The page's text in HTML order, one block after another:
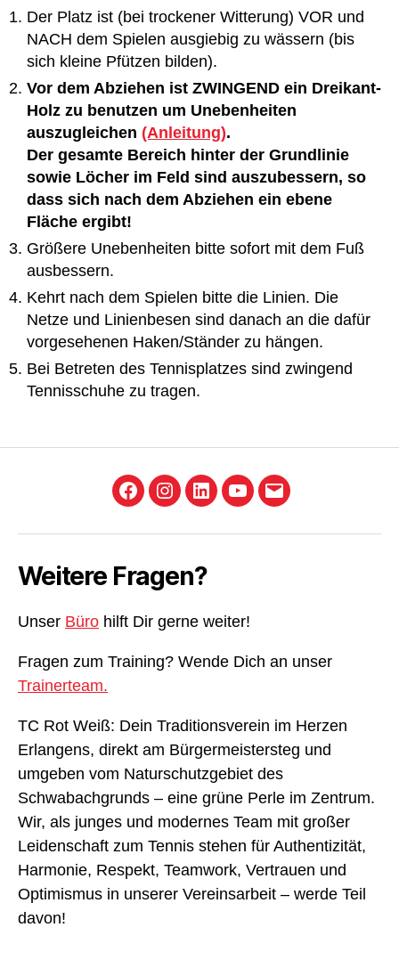
Der Platz ist (bei trockener Witterung) VOR und
NACH dem Spielen ausgiebig zu wässern (bis
sich kleine Pfützen bilden).
Vor dem Abziehen ist ZWINGEND ein Dreikant-
Holz zu benutzen um Unebenheiten
auszugleichen (Anleitung).
Der gesamte Bereich hinter der Grundlinie
sowie Löcher im Feld sind auszubessern, so
dass sich nach dem Abziehen ein ebene
Fläche ergibt!
Größere Unebenheiten bitte sofort mit dem Fuß
ausbessern.
Kehrt nach dem Spielen bitte die Linien. Die
Netze und Linienbesen sind danach an die dafür
vorgesehenen Haken/Ständer zu hängen.
Bei Betreten des Tennisplatzes sind zwingend
Tennisschuhe zu tragen.
FacebookInstagram
LinkedInYouTube
E-
Weitere Fragen?
Unser Büro hilft Dir gerne weiter!
Fragen zum Training? Wende Dich an unser
Trainerteam.
TC Rot Weiß: Dein Traditionsverein im Herzen
Erlangens, direkt am Bürgermeistersteg und
umgeben vom Naturschutzgebiet des
Schwabachgrunds – eine grüne Perle im Zentrum.
Wir, als junges und modernes Team mit großer
Leidenschaft zum Tennis stehen für Authentizität,
Harmonie, Respekt, Teamwork, Vertrauen und
Optimismus in unserer Vereinsarbeit – werde Teil
davon!